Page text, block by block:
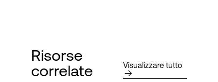
Risorse
correlate
Visualizzare tutto